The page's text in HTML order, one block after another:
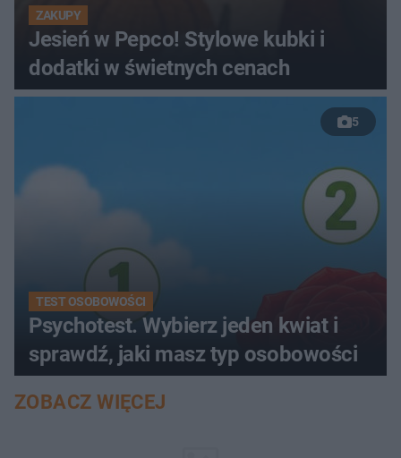
ZAKUPY
Jesień w Pepco! Stylowe kubki i
dodatki w świetnych cenach
5
TEST OSOBOWOŚCI
Psychotest. Wybierz jeden kwiat i
sprawdź, jaki masz typ osobowości
ZOBACZ WIĘCEJ